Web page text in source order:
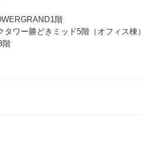
階
ワー勝どきミッド5階（オフィス棟）
階